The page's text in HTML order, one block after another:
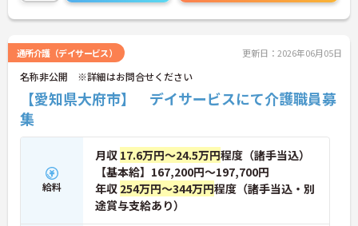
いませ。
通所介護（デイサービス） 更新日：2026年06月05日
名称非公開 ※詳細はお問合せください
【愛知県大府市】 デイサービスにて介護職員募
集
給料
月収 17.6万円～24.5万円程度（諸手当込）
【基本給】167,200円～197,700円
年収 254万円～344万円程度（諸手当込・別
途賞与支給あり）